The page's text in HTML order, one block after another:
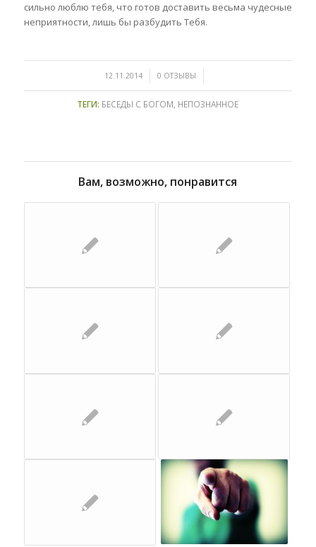
сильно люблю тебя, что готов доставить весьма чудесные
неприятности, лишь бы разбудить Тебя.
12.11.2014
/ 0 ОТЗЫВЫ
/
ТЕГИ: БЕСЕДЫ С БОГОМ НЕПОЗНАННОЕ
Вам, возможно, понравится